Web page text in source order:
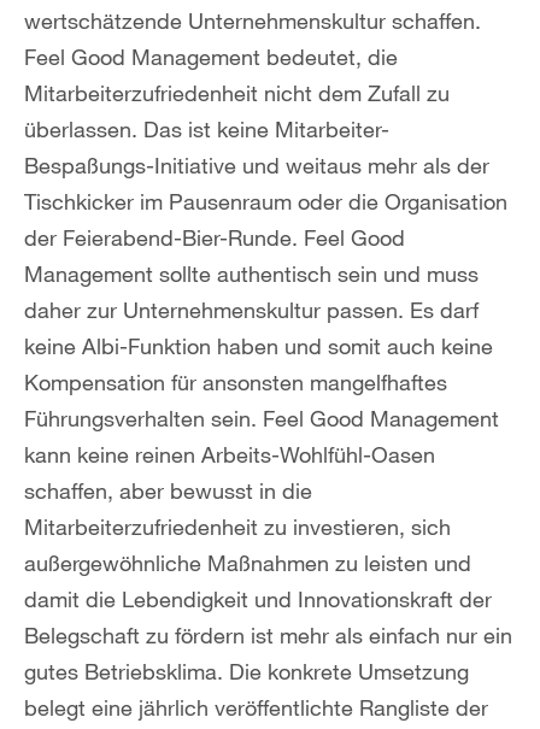
wertschätzende Unternehmenskultur schaffen.
Feel Good Management bedeutet, die
Mitarbeiterzufriedenheit nicht dem Zufall zu
überlassen. Das ist keine Mitarbeiter-
Bespaßungs-Initiative und weitaus mehr als der
Tischkicker im Pausenraum oder die Organisation
der Feierabend-Bier-Runde. Feel Good
Management sollte authentisch sein und muss
daher zur Unternehmenskultur passen. Es darf
keine Albi-Funktion haben und somit auch keine
Kompensation für ansonsten mangelfhaftes
Führungsverhalten sein. Feel Good Management
kann keine reinen Arbeits-Wohlfühl-Oasen
schaffen, aber bewusst in die
Mitarbeiterzufriedenheit zu investieren, sich
außergewöhnliche Maßnahmen zu leisten und
damit die Lebendigkeit und Innovationskraft der
Belegschaft zu fördern ist mehr als einfach nur ein
gutes Betriebsklima. Die konkrete Umsetzung
belegt eine jährlich veröffentlichte Rangliste der